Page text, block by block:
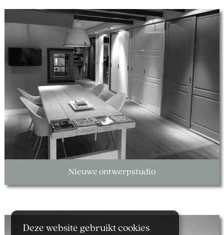
Nieuwe ontwerpstudio
Deze website gebruikt cookies